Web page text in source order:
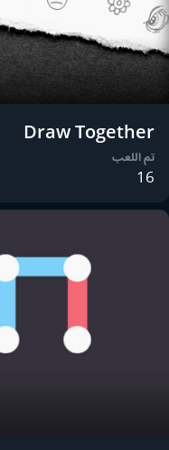
Draw Together
تم اللعب
16